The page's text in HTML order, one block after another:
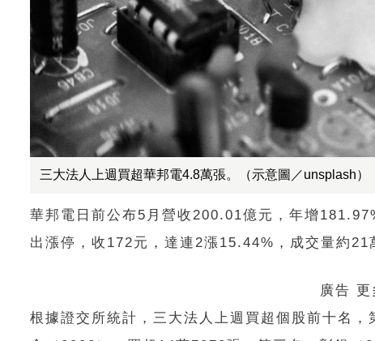
三大法人上週買超華邦電4.8萬張。（示意圖／unsplash）
華邦電日前公布5月營收200.01億元，年增
出漲停，收172元，達連2漲15.44%，成交量約21
廣告 更
根據證交所統計，三大法人上週買超個股前十名